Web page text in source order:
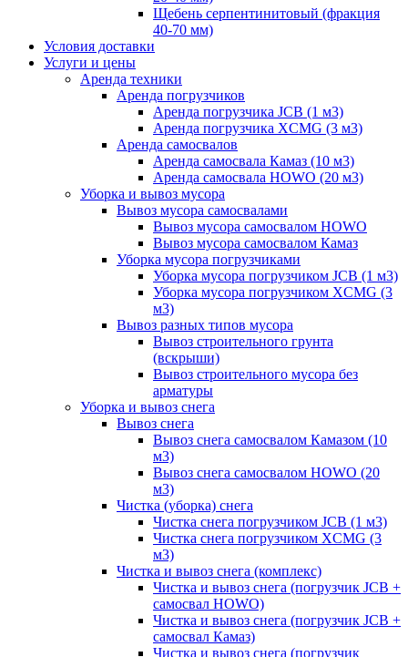
Щебень серпентинитовый (фракция
40-70 мм)
Условия доставки
Услуги и цены
Аренда техники
Аренда погрузчиков
Аренда погрузчика JCB (1 м3)
Аренда погрузчика XCMG (3 м3)
Аренда самосвалов
Аренда самосвала Камаз (10 м3)
Аренда самосвала HOWO (20 м3)
Уборка и вывоз мусора
Вывоз мусора самосвалами
Вывоз мусора самосвалом HOWO
Вывоз мусора самосвалом Камаз
Уборка мусора погрузчиками
Уборка мусора погрузчиком JCB (1 м3)
Уборка мусора погрузчиком XCMG (3
м3)
Вывоз разных типов мусора
Вывоз строительного грунта
(вскрыши)
Вывоз строительного мусора без
арматуры
Уборка и вывоз снега
Вывоз снега
Вывоз снега самосвалом Камазом (10
м3)
Вывоз снега самосвалом HOWO (20
м3)
Чистка (уборка) снега
Чистка снега погрузчиком JCB (1 м3)
Чистка снега погрузчиком XCMG (3
м3)
Чистка и вывоз снега (комплекс)
Чистка и вывоз снега (погрузчик JCB +
самосвал HOWO)
Чистка и вывоз снега (погрузчик JCB +
самосвал Камаз)
Чистка и вывоз снега (погрузчик